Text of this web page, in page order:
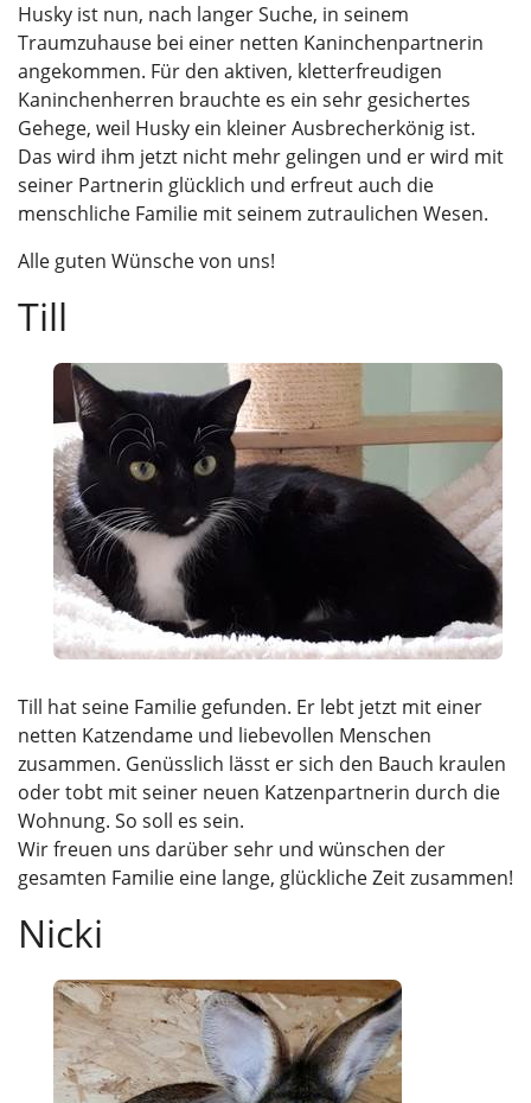
Husky ist nun, nach langer Suche, in seinem
Traumzuhause bei einer netten Kaninchenpartnerin
angekommen. Für den aktiven, kletterfreudigen
Kaninchenherren brauchte es ein sehr gesichertes
Gehege, weil Husky ein kleiner Ausbrecherkönig ist.
Das wird ihm jetzt nicht mehr gelingen und er wird mit
seiner Partnerin glücklich und erfreut auch die
menschliche Familie mit seinem zutraulichen Wesen.
Alle guten Wünsche von uns!
Till
Till hat seine Familie gefunden. Er lebt jetzt mit einer
netten Katzendame und liebevollen Menschen
zusammen. Genüsslich lässt er sich den Bauch kraulen
oder tobt mit seiner neuen Katzenpartnerin durch die
Wohnung. So soll es sein.
Wir freuen uns darüber sehr und wünschen der
gesamten Familie eine lange, glückliche Zeit zusammen!
Nicki